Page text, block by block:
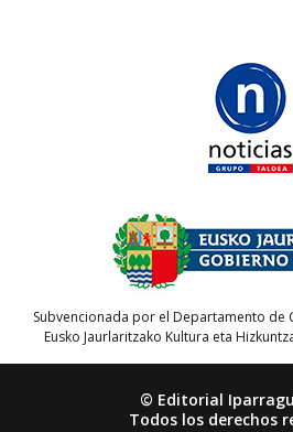
Subvencionada por el Departamento de
Eusko Jaurlaritzako Kultura eta
© Editorial
Todos los derechos